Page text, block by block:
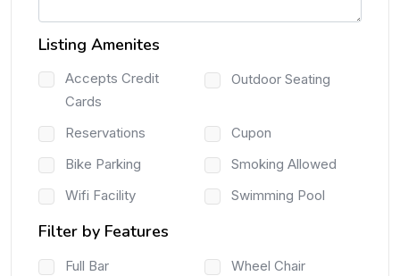
Listing Amenites
Accepts Credit
Cards
Outdoor Seating
Reservations
Cupon
Bike Parking
Smoking Allowed
Wifi Facility
Swimming Pool
Filter by Features
Full Bar
Wheel Chair